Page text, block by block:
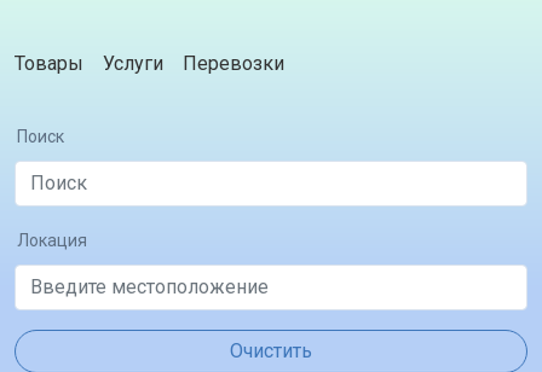
Товары Услуги Перевозки
Поиск
Локация
Очистить